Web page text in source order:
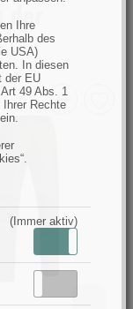
Ihre
des
USA)
In diesen
der EU
49 Abs. 1
Rechte
(Immer aktiv)
der
Black